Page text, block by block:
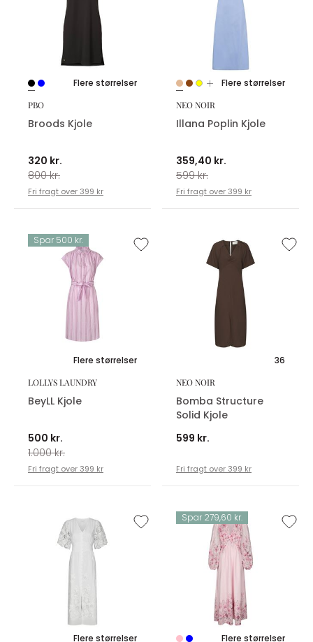
Flere størrelser
PBO
Broods Kjole
320 kr.
800 kr.
Fri fragt over 399 kr
Flere størrelser
NEO NOIR
Illana Poplin Kjole
359,40 kr.
599 kr.
Fri fragt over 399 kr
Spar 500 kr.
Flere størrelser
LOLLYS LAUNDRY
BeyLL Kjole
500 kr.
1.000 kr.
Fri fragt over 399 kr
36
NEO NOIR
Bomba Structure
Solid Kjole
599 kr.
Fri fragt over 399 kr
Flere størrelser
Spar 279,60 kr.
Flere størrelser